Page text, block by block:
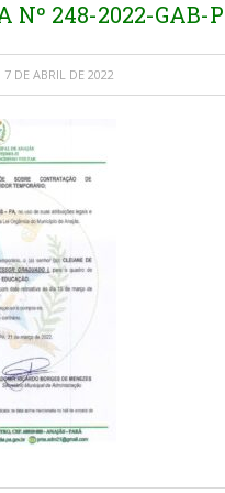
Nº 248-2022-GAB-
7 DE ABRIL DE 2022